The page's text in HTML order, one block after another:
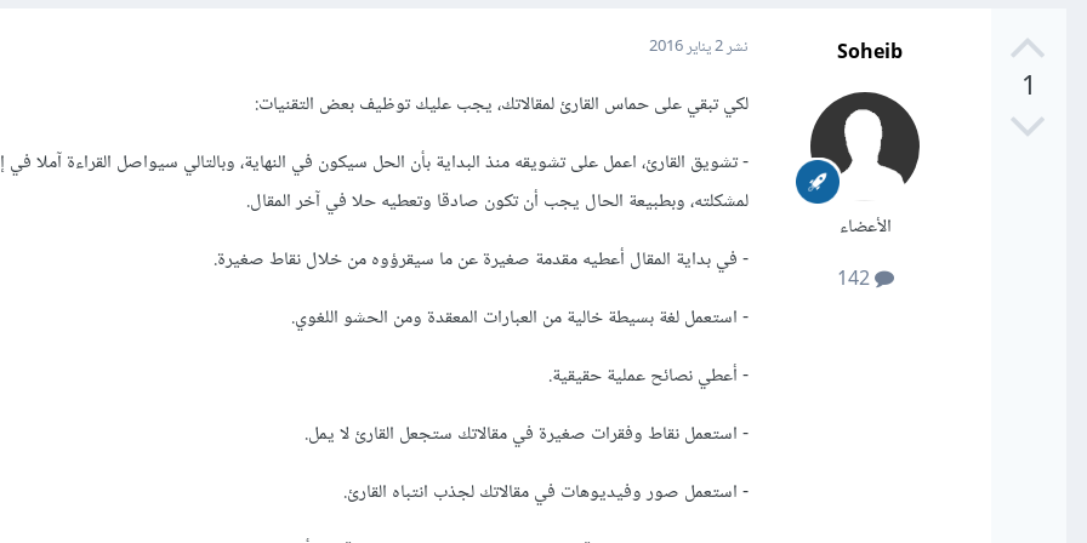
1
Soheib
الأعضاء
142
نشر2 يناير 2016
لكي تبقي على حماس القارئ لمقالاتك، يجب عليك توظيف بعض التقنيات:
- تشويق القارئ، اعمل على تشويقه منذ البداية بأن الحل سيكون في النهاية، وبالتالي سيواصل القراءة آملا
لمشكلته، وبطبيعة الحال يجب أن تكون صادقا وتعطيه حلا في آخر المقال.
- في بداية المقال أعطيه مقدمة صغيرة عن ما سيقرؤوه من خلال نقاط صغيرة.
- استعمل لغة بسيطة خالية من العبارات المعقدة ومن الحشو اللغوي.
- أعطي نصائح عملية حقيقية.
- استعمل نقاط وفقرات صغيرة في مقالاتك ستجعل القارئ لا يمل.
- استعمل صور وفيديوهات في مقالاتك لجذب انتباه القارئ.